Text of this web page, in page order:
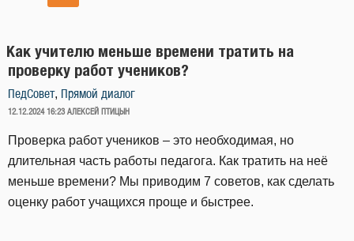
Как учителю меньше времени тратить на
проверку работ учеников?
ПедСовет, Прямой диалог
ОПУБЛИКОВАНО
12.12.2024 16:23 АЛЕКСЕЙ ПТИЦЫН
Проверка работ учеников – это необходимая, но
длительная часть работы педагога. Как тратить на неё
меньше времени? Мы приводим 7 советов, как сделать
оценку работ учащихся проще и быстрее.